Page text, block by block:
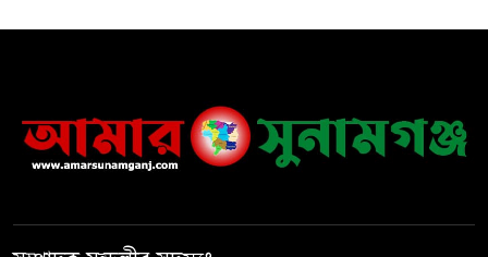
“রোড ব্লক কর্মসূচি “
তাহিরপুরে বজ্রপাতে যুবকের মৃত্যু